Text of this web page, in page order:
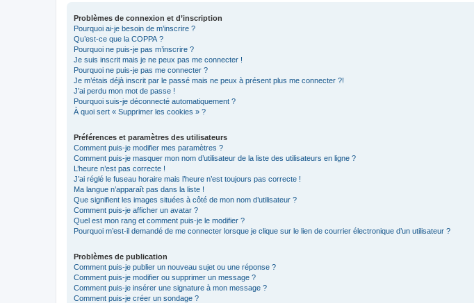
Problèmes de connexion et d’inscription
Pourquoi ai-je besoin de m’inscrire ?
Qu’est-ce que la COPPA ?
Pourquoi ne puis-je pas m’inscrire ?
Je suis inscrit mais je ne peux pas me connecter !
Pourquoi ne puis-je pas me connecter ?
Je m’étais déjà inscrit par le passé mais ne peux à présent plus me connecter ?!
J’ai perdu mon mot de passe !
Pourquoi suis-je déconnecté automatiquement ?
À quoi sert « Supprimer les cookies » ?
Préférences et paramètres des utilisateurs
Comment puis-je modifier mes paramètres ?
Comment puis-je masquer mon nom d’utilisateur de la liste des utilisateurs en ligne ?
L’heure n’est pas correcte !
J’ai réglé le fuseau horaire mais l’heure n’est toujours pas correcte !
Ma langue n’apparaît pas dans la liste !
Que signifient les images situées à côté de mon nom d’utilisateur ?
Comment puis-je afficher un avatar ?
Quel est mon rang et comment puis-je le modifier ?
Pourquoi m’est-il demandé de me connecter lorsque je clique sur le lien de courrier électronique d’un utilisateur ?
Problèmes de publication
Comment puis-je publier un nouveau sujet ou une réponse ?
Comment puis-je modifier ou supprimer un message ?
Comment puis-je insérer une signature à mon message ?
Comment puis-je créer un sondage ?